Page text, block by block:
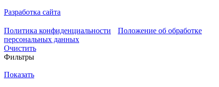
Разработка сайта
Политика конфиденциальности
Положение об обработке
персональных данных
Очистить
Фильтры
Показать